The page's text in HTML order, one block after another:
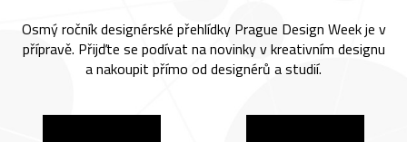
Osmý ročník designérské přehlídky Prague Design Week je v
přípravě. Přijďte se podívat na novinky v kreativním designu
a nakoupit přímo od designérů a studií.